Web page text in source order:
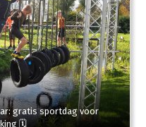
gratis sportdag voor
🗓